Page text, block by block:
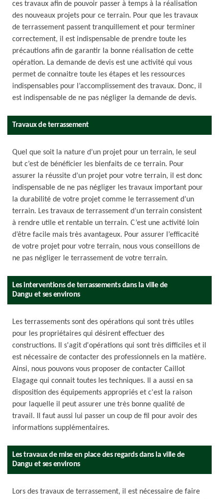
ces travaux afin de pouvoir passer à temps à la réalisation
des nouveaux projets pour ce terrain. Pour que les travaux
de terrassement passent tranquillement et pour terminer
correctement, il est indispensable de prendre toute les
précautions afin de garantir la bonne réalisation de cette
opération. La demande de devis est une activité qui vous
permet de connaitre toute les étapes et les ressources
indispensables pour l’accomplissement des travaux. Donc, il
est indispensable de ne pas négliger la demande de devis.
Travaux de terrassement
Quel que soit la nature d’un projet pour un terrain, le seul
but c’est de bénéficier les bienfaits de ce terrain. Pour
assurer la réussite d’un projet pour votre terrain, il est donc
indispensable de ne pas négliger les travaux important pour
la durabilité de votre projet comme le terrassement d’un
terrain. Les travaux de terrassement d’un terrain consistent
à rendre utile et rentable un terrain. C’est une activité loin
d’être facile mais très avantageux. Pour assurer l’efficacité
de votre projet pour votre terrain, nous vous conseillons de
ne pas négliger le terrassement de votre terrain.
Les interventions de terrassements dans la ville de
Dangu et ses environs
Les terrassements sont des opérations qui sont très utiles
pour les propriétaires qui désirent effectuer des
constructions. Il s'agit d'opérations qui sont très difficiles et il
est nécessaire de contacter des professionnels en la matière.
Ainsi, nous pouvons vous proposer de contacter Caillot
Elagage qui connait toutes les techniques. Il a aussi en sa
disposition des équipements appropriés et c'est la raison
pour laquelle il peut assurer une très bonne qualité de
travail. Il faut aussi lui passer un coup de fil pour avoir des
informations supplémentaires.
Les travaux de mise en place des regards dans la ville de
Dangu et ses environs
Lors des travaux de terrassement, il est nécessaire de faire